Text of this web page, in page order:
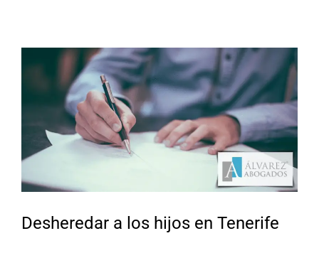
Desheredar a los hijos en Tenerife